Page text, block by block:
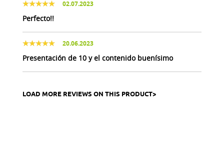
02.07.2023
Perfecto!!
20.06.2023
Presentación de 10 y el contenido buenísimo
LOAD MORE REVIEWS ON THIS PRODUCT>